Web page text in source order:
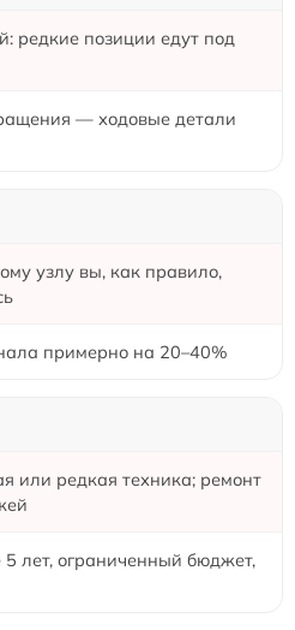
редкие позиции едут под
— ходовые детали
узлу вы, как правило,
примерно на 20–40%
или редкая техника; ремонт
лет, ограниченный бюджет,